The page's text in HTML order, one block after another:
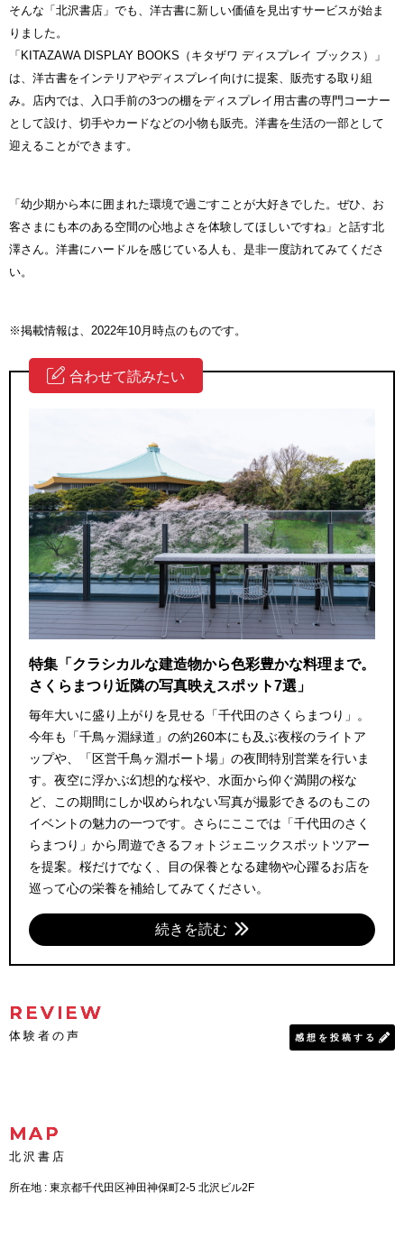
そんな「北沢書店」でも、洋古書に新しい価値を見出すサービスが始ま
りました。
「KITAZAWA DISPLAY BOOKS（キタザワ ディスプレイ ブックス）」
は、洋古書をインテリアやディスプレイ向けに提案、販売する取り組
み。店内では、入口手前の3つの棚をディスプレイ用古書の専門コーナー
として設け、切手やカードなどの小物も販売。洋書を生活の一部として
迎えることができます。
「幼少期から本に囲まれた環境で過ごすことが大好きでした。ぜひ、お
客さまにも本のある空間の心地よさを体験してほしいですね」と話す北
澤さん。洋書にハードルを感じている人も、是非一度訪れてみてくださ
い。
※掲載情報は、2022年10月時点のものです。
合わせて読みたい
特集「クラシカルな建造物から色彩豊かな料理まで。
さくらまつり近隣の写真映えスポット7選」
毎年大いに盛り上がりを見せる「千代田のさくらまつり」。
今年も「千鳥ヶ淵緑道」の約260本にも及ぶ夜桜のライトア
ップや、「区営千鳥ヶ淵ボート場」の夜間特別営業を行いま
す。夜空に浮かぶ幻想的な桜や、水面から仰ぐ満開の桜な
ど、この期間にしか収められない写真が撮影できるのもこの
イベントの魅力の一つです。さらにここでは「千代田のさく
らまつり」から周遊できるフォトジェニックスポットツアー
を提案。桜だけでなく、目の保養となる建物や心躍るお店を
巡って心の栄養を補給してみてください。
続きを読む
REVIEW
体験者の声 感想を投稿する
MAP
北沢書店
所在地 : 東京都千代田区神田神保町2-5 北沢ビル2F